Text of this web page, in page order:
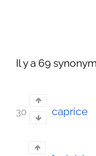
Il y a 69
30 caprice